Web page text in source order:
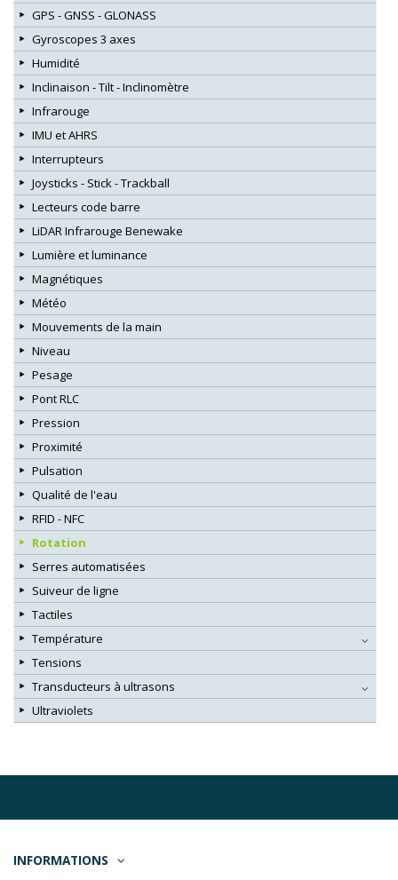
GPS - GNSS - GLONASS
Gyroscopes 3 axes
Humidité
Inclinaison - Tilt - Inclinomètre
Infrarouge
IMU et AHRS
Interrupteurs
Joysticks - Stick - Trackball
Lecteurs code barre
LiDAR Infrarouge Benewake
Lumière et luminance
Magnétiques
Météo
Mouvements de la main
Niveau
Pesage
Pont RLC
Pression
Proximité
Pulsation
Qualité de l'eau
RFID - NFC
Rotation
Serres automatisées
Suiveur de ligne
Tactiles
Température
Tensions
Transducteurs à ultrasons
Ultraviolets
INFORMATIONS